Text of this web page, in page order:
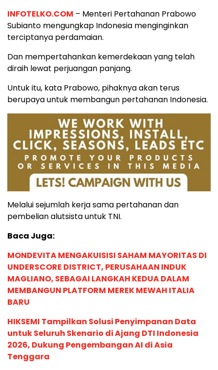
INFOTELKO.COM – Menteri Pertahanan Prabowo
Subianto mengungkap Indonesia menginginkan
terciptanya perdamaian.
Dan mempertahankan kemerdekaan yang telah
diraih lewat perjuangan panjang.
Untuk itu, kata Prabowo, pihaknya akan terus
berupaya untuk membangun pertahanan Indonesia.
Melalui sejumlah kerja sama pertahanan dan
pembelian alutsista untuk TNI.
Baca Juga:
MONDEVITA MENGAKUISISI SAHAM MAYORITAS DI
UNDERSCORE DISTRICT, PERUSAHAAN INDUK
MAGLIANO, SEBAGAI LANGKAH KEDUA DALAM
MEMBANGUN PLATFORM MEREK MEWAH ITALIA
BARU
HIKSEMI Tampilkan Solusi Penyimpanan Data
untuk Seluruh Skenario di Ajang DTI Indonesia
2026, Dukung Pengembangan AI di Asia
Tenggara